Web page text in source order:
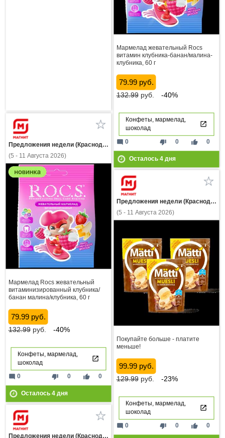
Мармелад жевательный Rocs
витамин клубника-банан/малина-
клубника, 60 г
79.99 руб.
132.99руб. -40%
Конфеты, мармелад,
шоколад
thumb_down 0 thumb_up 0
mode_comment 0
Осталось 4дня
Предложения недели (Краснодарский край)
(5 - 11 Августа 2026)
Мармелад Rocs жевательный
витаминизированный клубника/
банан малина/клубника, 60 г
79.99 руб.
132.99руб. -40%
Конфеты, мармелад,
шоколад
thumb_down 0 thumb_up 0
mode_comment 0
Осталось 4дня
Предложения недели (Краснодарский край)
(5 - 11 Августа 2026)
Покупайте больше - платите
меньше!
99.99 руб.
129.99руб. -23%
Конфеты, мармелад,
шоколад
thumb_down 0 thumb_up 0
mode_comment 0
Предложения недели (Краснодарский край)